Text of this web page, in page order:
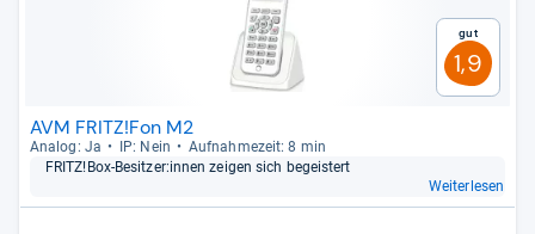
Gut
1,9
AVM FRITZ!Fon M2
Ana­log: Ja IP: Nein
Auf­nah­me­zeit: 8 min
FRITZ!Box-​Besit­zer:innen zei­gen sich begeis­tert
Weiterlesen